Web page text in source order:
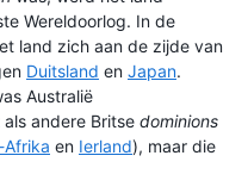
Wereldoorlog. In de
land zich aan de zijde van
Duitsland en Japan.
Australië
andere Britse dominions
en Ierland), maar die